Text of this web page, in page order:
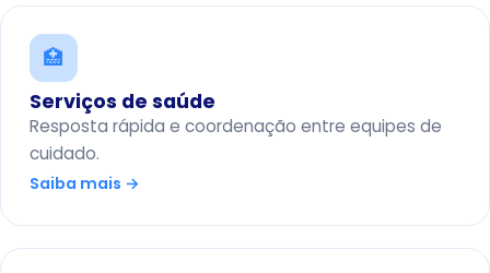
🏥
Serviços de saúde
Resposta rápida e coordenação entre equipes de
cuidado.
Saiba mais →